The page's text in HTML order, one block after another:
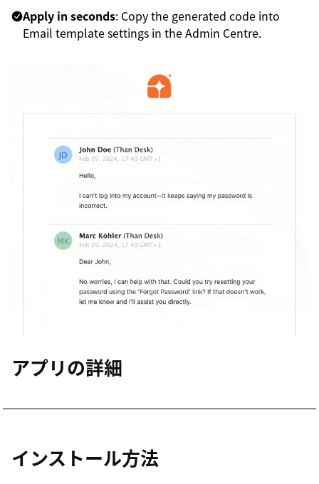
Apply in seconds: Copy the generated code into
Email template settings in the Admin Centre.
アプリの詳細
インストール方法